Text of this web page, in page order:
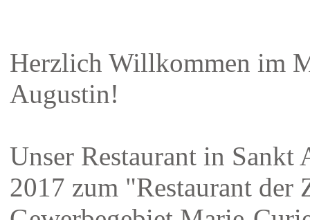
Herzlich Willkommen im
Augustin!
Unser Restaurant in
2017 zum "Restaurant